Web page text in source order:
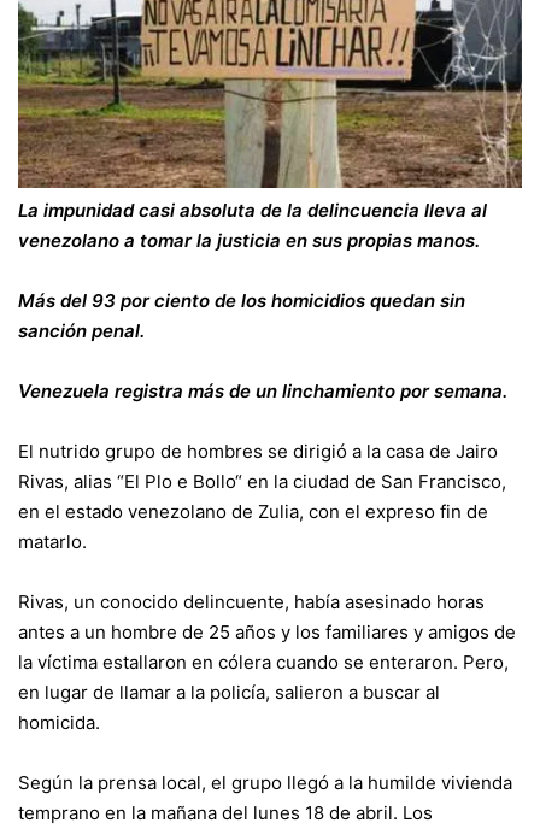
La impunidad casi absoluta de la delincuencia lleva al
venezolano a tomar la justicia en sus propias manos.
Más del 93 por ciento de los homicidios quedan sin
sanción penal.
Venezuela registra más de un linchamiento por semana.
El nutrido grupo de hombres se dirigió a la casa de Jairo
Rivas, alias “El Plo e Bollo“ en la ciudad de San Francisco,
en el estado venezolano de Zulia, con el expreso fin de
matarlo.
Rivas, un conocido delincuente, había asesinado horas
antes a un hombre de 25 años y los familiares y amigos de
la víctima estallaron en cólera cuando se enteraron. Pero,
en lugar de llamar a la policía, salieron a buscar al
homicida.
Según la prensa local, el grupo llegó a la humilde vivienda
temprano en la mañana del lunes 18 de abril. Los